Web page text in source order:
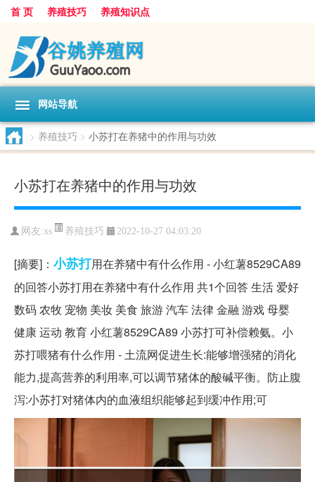
首 页 养殖技巧 养殖知识点
网站导航
> 养殖技巧 > 小苏打在养猪中的作用与功效
小苏打在养猪中的作用与功效
网友:xs 养殖技巧 2022-10-27 04:03:20
[摘要]： 小苏打用在养猪中有什么作用 - 小红薯8529CA89
的回答小苏打用在养猪中有什么作用 共1个回答 生活 爱好
数码 农牧 宠物 美妆 美食 旅游 汽车 法律 金融 游戏 母婴
健康 运动 教育 小红薯8529CA89 小苏打可补偿赖氨。小
苏打喂猪有什么作用 - 土流网促进生长:能够增强猪的消化
能力,提高营养的利用率,可以调节猪体的酸碱平衡。防止腹
泻:小苏打对猪体内的血液组织能够起到缓冲作用;可